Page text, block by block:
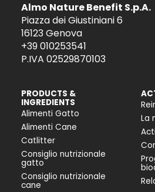
Almo Nature Benefit S.p.A.
Piazza dei Giustiniani 6
16123 Genova
+39 010253541
P.IVA 02529870103
PRODUCTS &
INGREDIENTS
Alimenti Gatto
Alimenti Cane
Catlitter
Consiglio nutrizionale
gatto
Consiglio nutrizionale
cane
La